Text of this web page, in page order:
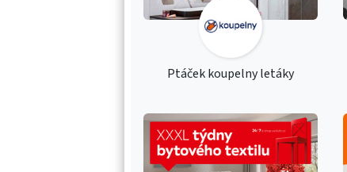
Ptáček koupelny letáky